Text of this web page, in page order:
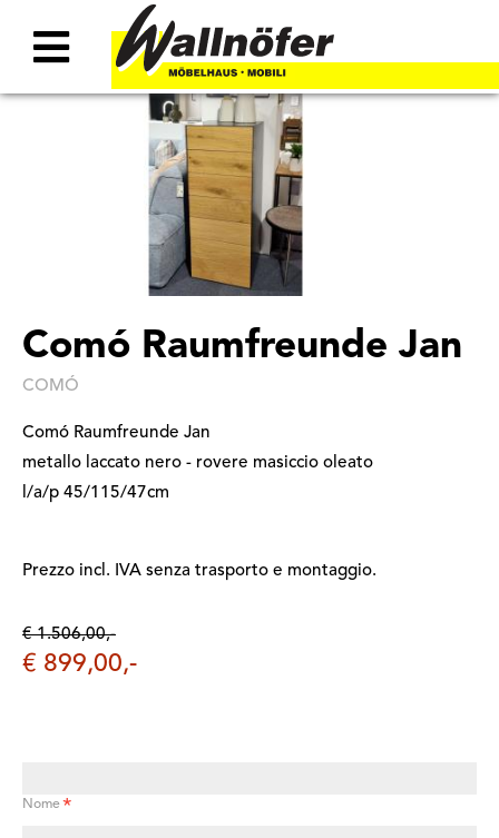
Comó Raumfreunde Jan
COMÓ
Comó Raumfreunde Jan
metallo laccato nero - rovere masiccio oleato
l/a/p 45/115/47cm
Prezzo incl. IVA senza trasporto e montaggio.
€ 1.506,00,-
€ 899,00,-
Nome*